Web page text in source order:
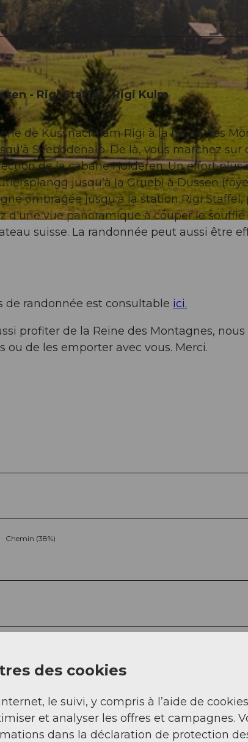
- Rigi Staffel - Rigi Kulm
de Küssnacht am Rigi à la Reine des
Seebodenalp. De là, vous marchez sur
de la cabane Holderen. Un effort plus
jusqu’à la Gruebi à Düssen
ombragée jusqu'à la station Rigi Staffel,
d'une vue panoramique à couper le
suisse. La randonnée peut aussi être
randonnée est consultable ici.
profiter de la Reine des Montagnes, nous
de les emporter avec vous. Merci.
Chemin (38%)
Sep Oct Nov Déc
des cookies
le suivi, y compris à l’aide de
et analyser les offres et campagnes.
dans la déclaration de protection